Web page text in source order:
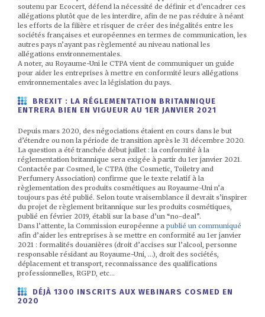
soutenu par Ecocert, défend la nécessité de définir et d’encadrer ces
allégations plutôt que de les interdire, afin de ne pas réduire à néant
les efforts de la filière et risquer de créer des inégalités entre les
sociétés françaises et européennes en termes de communication, les
autres pays n’ayant pas règlementé au niveau national les
allégations environnementales.
A noter, au Royaume-Uni le CTPA vient de communiquer un guide
pour aider les entreprises à mettre en conformité leurs allégations
environnementales avec la législation du pays.
BREXIT : LA RÉGLEMENTATION BRITANNIQUE
ENTRERA BIEN EN VIGUEUR AU 1ER JANVIER 2021
Depuis mars 2020, des négociations étaient en cours dans le but
d’étendre ou non la période de transition après le 31 décembre 2020.
La question a été tranchée début juillet : la conformité à la
réglementation britannique sera exigée à partir du 1er janvier 2021.
Contactée par Cosmed, le CTPA (the Cosmetic, Toiletry and
Perfumery Association) confirme que le texte relatif à la
règlementation des produits cosmétiques au Royaume-Uni n’a
toujours pas été publié. Selon toute vraisemblance il devrait s’inspirer
du projet de règlement britannique sur les produits cosmétiques,
publié en février 2019, établi sur la base d’un “no-deal”.
Dans l’attente, la Commission européenne a publié un communiqué
afin d’aider les entreprises à se mettre en conformité au 1er janvier
2021 : formalités douanières (droit d’accises sur l’alcool, personne
responsable résidant au Royaume-Uni, …), droit des sociétés,
déplacement et transport, reconnaissance des qualifications
professionnelles, RGPD, etc…
DÉJÀ 1300 INSCRITS AUX WEBINARS COSMED EN
2020